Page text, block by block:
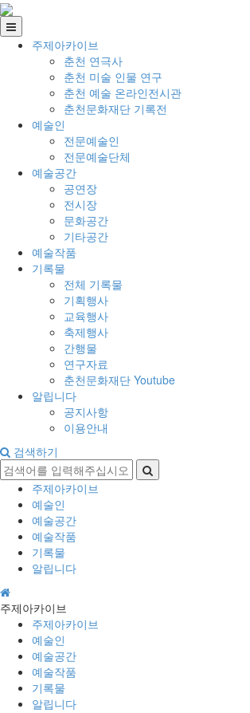
주제아카이브
춘천 연극사
춘천 미술 인물 연구
춘천 예술 온라인전시관
춘천문화재단 기록전
예술인
전문예술인
전문예술단체
예술공간
공연장
전시장
문화공간
기타공간
예술작품
기록물
전체 기록물
기획행사
교육행사
축제행사
간행물
연구자료
춘천문화재단 Youtube
알립니다
공지사항
이용안내
검색하기
주제아카이브
예술인
예술공간
예술작품
기록물
알립니다
주제아카이브
주제아카이브
예술인
예술공간
예술작품
기록물
알립니다